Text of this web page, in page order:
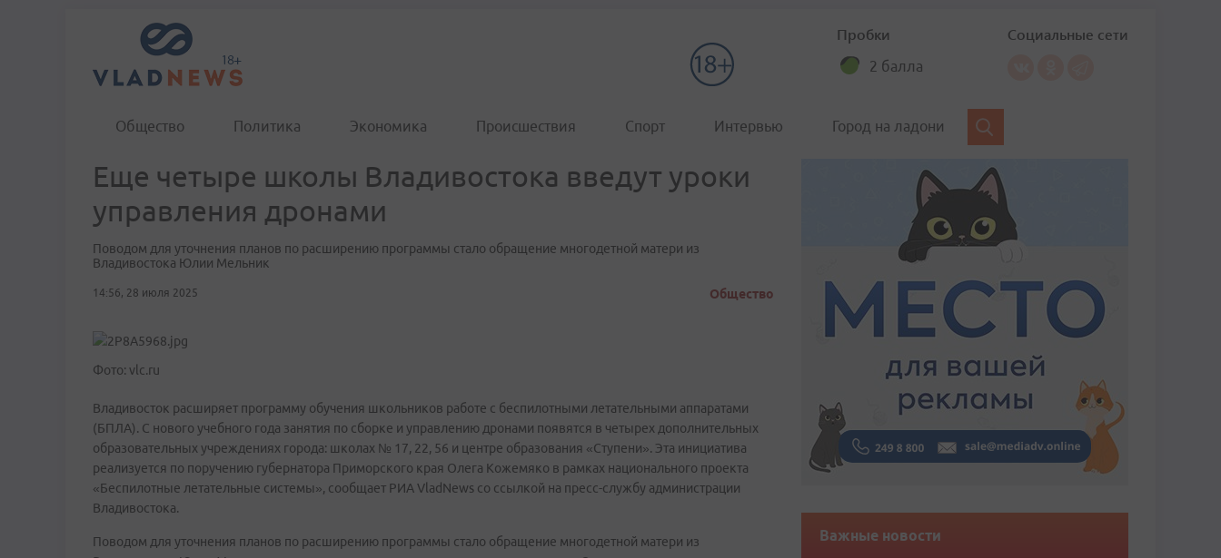
Пробки
2 балла
Социальные сети
Общество Политика Экономика Происшествия Спорт Интервью Город на ладони
Еще четыре школы Владивостока введут уроки
управления дронами
Поводом для уточнения планов по расширению программы стало обращение многодетной матери из
Владивостока Юлии Мельник
14:56, 28 июля 2025 Общество
Фото: vlc.ru
Владивосток расширяет программу обучения школьников работе с беспилотными летательными аппаратами
(БПЛА). С нового учебного года занятия по сборке и управлению дронами появятся в четырех дополнительных
образовательных учреждениях города: школах № 17, 22, 56 и центре образования «Ступени». Эта инициатива
реализуется по поручению губернатора Приморского края Олега Кожемяко в рамках национального проекта
«Беспилотные летательные системы», сообщает РИА VladNews со ссылкой на пресс-службу администрации
Владивостока.
Поводом для уточнения планов по расширению программы стало обращение многодетной матери из
Важные новости